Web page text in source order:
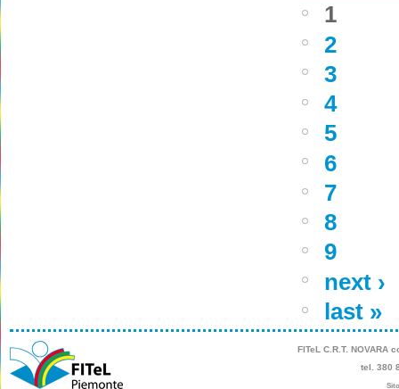
1
2
3
4
5
6
7
8
9
next ›
last »
FITeL C.R.T. NOVARA
tel. 380